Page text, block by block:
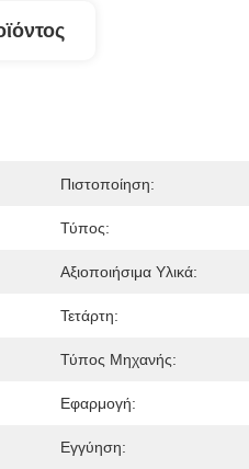
Πιστοποίηση:
Τύπος:
Αξιοποιήσιμα Υλικά:
Τετάρτη:
Τύπος Μηχανής:
Εφαρμογή:
Εγγύηση: